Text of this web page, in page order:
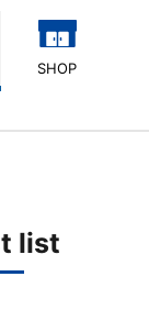
SHOP
list